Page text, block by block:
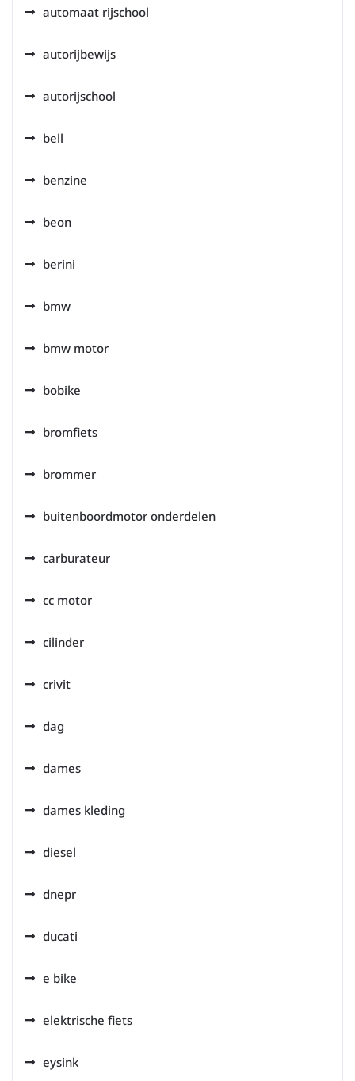
automaat rijschool
autorijbewijs
autorijschool
bell
benzine
beon
berini
bmw
bmw motor
bobike
bromfiets
brommer
buitenboordmotor onderdelen
carburateur
cc motor
cilinder
crivit
dag
dames
dames kleding
diesel
dnepr
ducati
e bike
elektrische fiets
eysink